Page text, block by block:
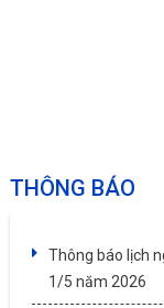
THÔNG BÁO
Thông báo lịch
1/5 năm 2026